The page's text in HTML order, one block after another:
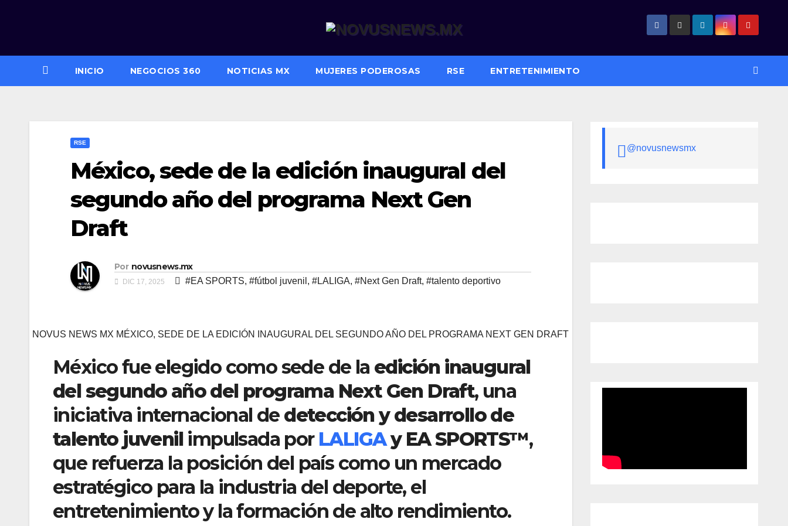
INICIO NEGOCIOS 360 NOTICIAS MX MUJERES PODEROSAS RSE ENTRETENIMIENTO
RSE
México, sede de la edición inaugural del
segundo año del programa Next Gen
Draft
Por novusnews.mx
DIC 17, 2025 #EA SPORTS, #fútbol juvenil , #LALIGA, #Next Gen Draft, #talento deportivo
NOVUS NEWS MX MÉXICO, SEDE DE LA EDICIÓN INAUGURAL DEL SEGUNDO AÑO DEL PROGRAMA NEXT GEN DRAFT
México fue elegido como sede de la edición inaugural
del segundo año del programa Next Gen Draft, una
iniciativa internacional de detección y desarrollo de
talento juvenilimpulsada por LALIGAy EA SPORTS™,
que refuerza la posición del país como un mercado
estratégico para la industria del deporte, el
entretenimiento y la formación de alto rendimiento.
@novusnewsmx